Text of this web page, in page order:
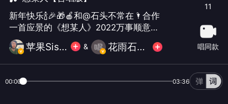
新年快乐🍾️🎉🎁🍎和@石头不常在🌂合作
一首应景的《想某人》2022万事顺意🌹
🌹历久铭心，感谢经历带来的成长，带
着美好前行，一切都值得回味❤️❤️
苹果Sisi🍎🍎 & 花雨石经典情歌²⁰²⁶₈₈₈
11
唱同款
00:00 03:36